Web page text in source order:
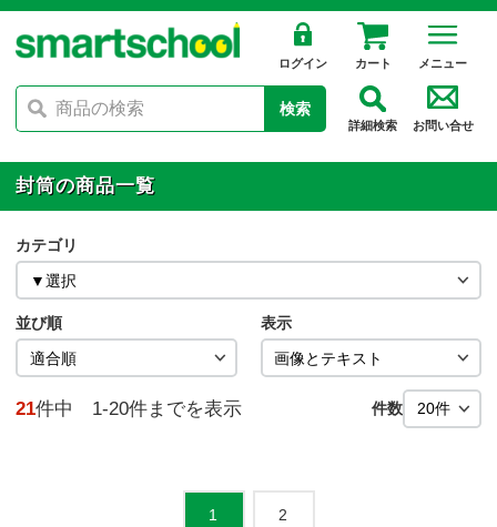
ログイン カート メニュー
検索
詳細検索 お問い合せ
封筒の商品一覧
カテゴリ
並び順 表示
21件中 1-20件までを表示 件数
1 2